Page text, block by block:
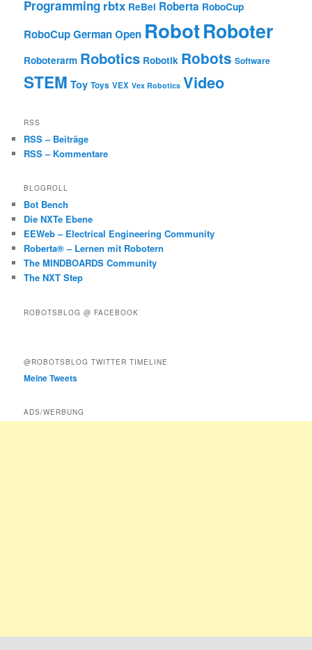
Programming rbtx ReBel Roberta RoboCup
RoboCup German Open RobotRoboter
Roboterarm Robotics Robotik Robots Software
STEM Toy Toys VEX Vex Robotics Video
RSS
RSS – Beiträge
RSS – Kommentare
BLOGROLL
Bot Bench
Die NXTe Ebene
EEWeb – Electrical Engineering Community
Roberta® – Lernen mit Robotern
The MINDBOARDS Community
The NXT Step
ROBOTSBLOG @ FACEBOOK
@ROBOTSBLOG TWITTER TIMELINE
Meine Tweets
ADS/WERBUNG